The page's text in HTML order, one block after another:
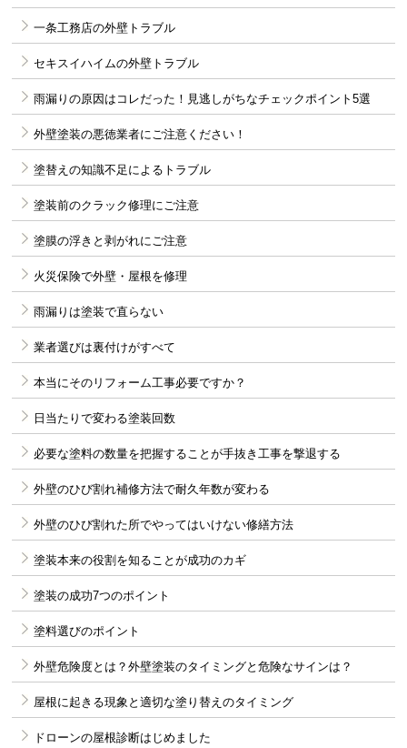
一条工務店の外壁トラブル
セキスイハイムの外壁トラブル
雨漏りの原因はコレだった！見逃しがちなチェックポイント5選
外壁塗装の悪徳業者にご注意ください！
塗替えの知識不足によるトラブル
塗装前のクラック修理にご注意
塗膜の浮きと剥がれにご注意
火災保険で外壁・屋根を修理
雨漏りは塗装で直らない
業者選びは裏付けがすべて
本当にそのリフォーム工事必要ですか？
日当たりで変わる塗装回数
必要な塗料の数量を把握することが手抜き工事を撃退する
外壁のひび割れ補修方法で耐久年数が変わる
外壁のひび割れた所でやってはいけない修繕方法
塗装本来の役割を知ることが成功のカギ
塗装の成功7つのポイント
塗料選びのポイント
外壁危険度とは？外壁塗装のタイミングと危険なサインは？
屋根に起きる現象と適切な塗り替えのタイミング
ドローンの屋根診断はじめました